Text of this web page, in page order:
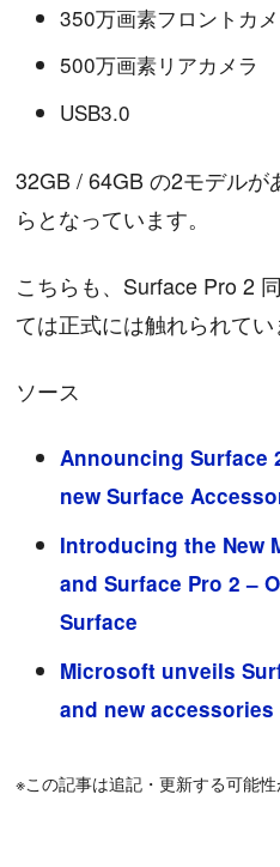
350万画素フロントカ
500万画素リアカメラ
USB3.0
32GB / 64GB の2モデル
らとなっています。
こちらも、Surface Pro 2
ては正式には触れられてい
ソース
Announcing Surface
new Surface
Introducing the New
and Surface Pro 2 –
Surface
Microsoft unveils
and new accessories
※この記事は追記・更新する可能性